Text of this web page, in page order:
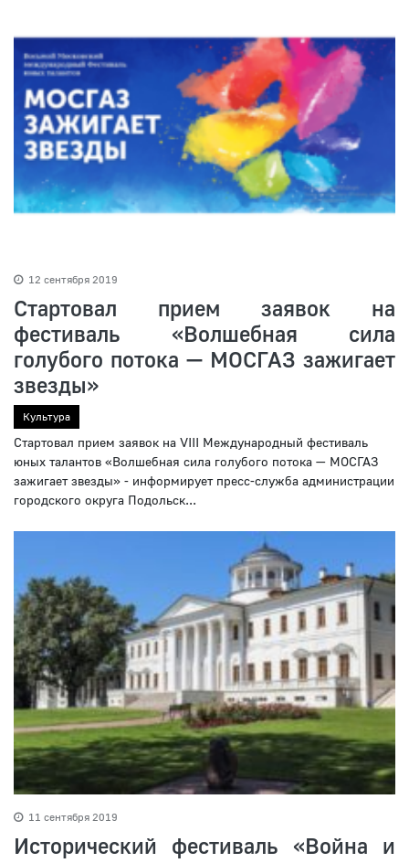
12 сентября 2019
Стартовал прием заявок на
фестиваль «Волшебная сила
голубого потока — МОСГАЗ зажигает
звезды»
Культура
Стартовал прием заявок на VIII Международный фестиваль
юных талантов «Волшебная сила голубого потока — МОСГАЗ
зажигает звезды» - информирует пресс-служба администрации
городского округа Подольск...
11 сентября 2019
Исторический фестиваль «Война и